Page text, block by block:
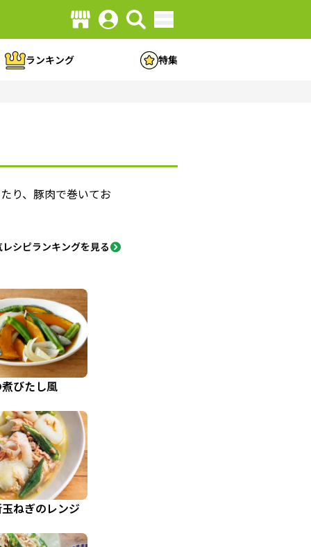
ランキング 特集
り、豚肉で巻いてお
シピランキングを見る
びたし風
ねぎのレンジ